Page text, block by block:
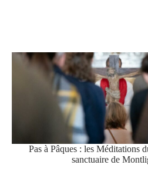
Pas à Pâques : les Méditations
sanctuaire de